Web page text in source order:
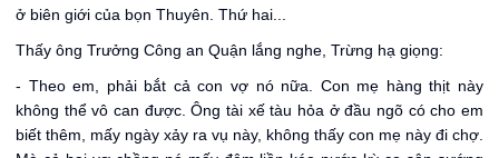
ở biên giới của bọn Thuyên. Thứ hai...
Thấy ông Trưởng Công an Quận lắng nghe, Trừng hạ giọng:
- Theo em, phải bắt cả con vợ nó nữa. Con mẹ hàng thịt này
không thể vô can được. Ông tài xế tàu hỏa ở đầu ngõ có cho em
biết thêm, mấy ngày xảy ra vụ này, không thấy con mẹ này đi chợ.